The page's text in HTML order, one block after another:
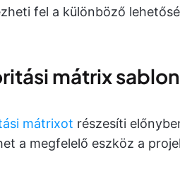
fel a különböző
mátrix sablon
mátrixot részesíti
a megfelelő eszköz a